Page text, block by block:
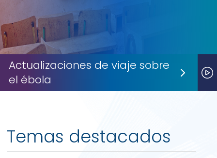
Actualizaciones de viaje sobre
el ébola
Next
Temas destacados